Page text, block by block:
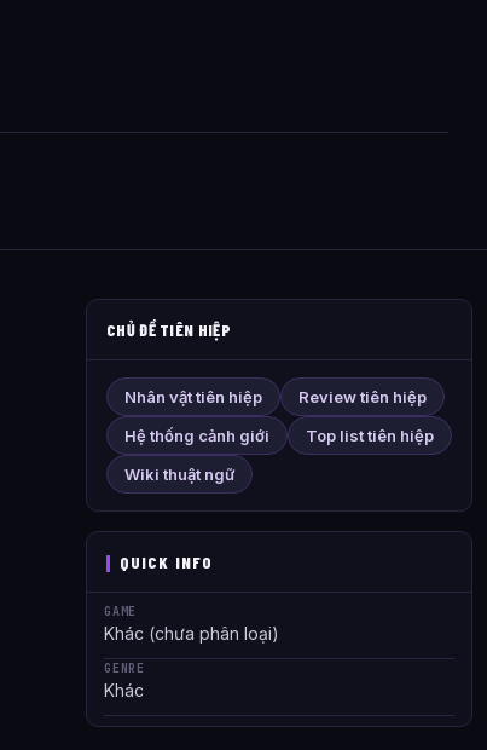
CHỦ ĐỀ TIÊN HIỆP
Nhân vật tiên hiệp
Review tiên hiệp
Hệ thống cảnh giới
Top list tiên hiệp
Wiki thuật ngữ
QUICK INFO
GAME
Khác (chưa phân loại)
GENRE
Khác